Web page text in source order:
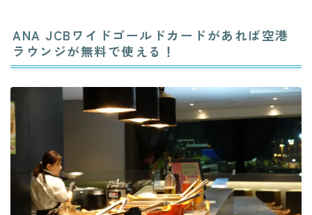
ANA JCBワイドゴールドカードがあれば空港
ラウンジが無料で使える！